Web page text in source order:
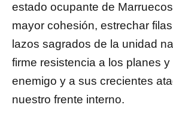
estado ocupante de
mayor cohesión, estrechar
lazos sagrados de la unidad
firme resistencia a los planes y
enemigo y a sus crecientes
nuestro frente interno.